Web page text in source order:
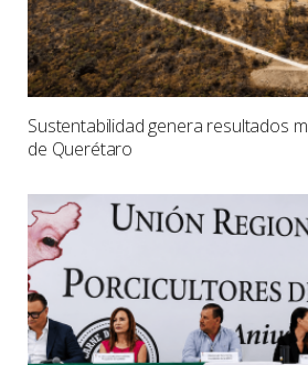
Sustentabilidad genera resultados
de Querétaro